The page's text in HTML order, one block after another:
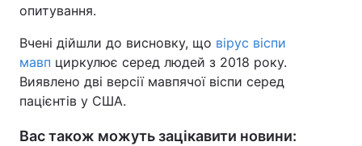
опитування.
Вчені дійшли до висновку, що вірус віспи
мавп циркулює серед людей з 2018 року.
Виявлено дві версії мавпячої віспи серед
пацієнтів у США.
Вас також можуть зацікавити новини: